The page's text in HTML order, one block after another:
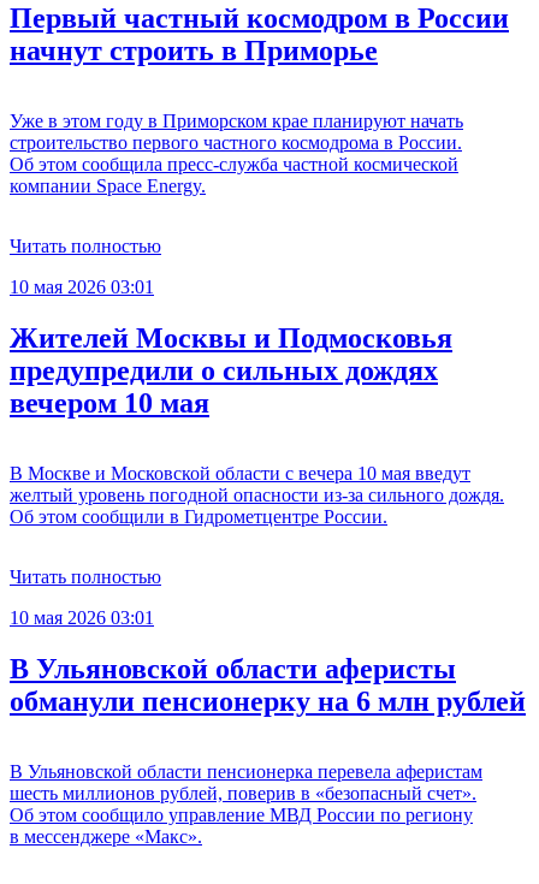
Первый частный космодром в России
начнут строить в Приморье
Уже в этом году в Приморском крае планируют начать
строительство первого частного космодрома в России.
Об этом сообщила пресс-служба частной космической
компании Space Energy.
Читать полностью
10 мая 2026 03:01
Жителей Москвы и Подмосковья
предупредили о сильных дождях
вечером 10 мая
В Москве и Московской области с вечера 10 мая введут
желтый уровень погодной опасности из-за сильного дождя.
Об этом сообщили в Гидрометцентре России.
Читать полностью
10 мая 2026 03:01
В Ульяновской области аферисты
обманули пенсионерку на 6 млн рублей
В Ульяновской области пенсионерка перевела аферистам
шесть миллионов рублей, поверив в «безопасный счет».
Об этом сообщило управление МВД России по региону
в мессенджере «Макс».